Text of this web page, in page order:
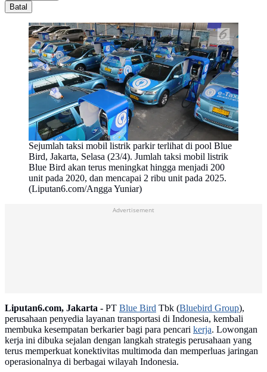
Batal
Sejumlah taksi mobil listrik parkir terlihat di pool Blue
Bird, Jakarta, Selasa (23/4). Jumlah taksi mobil listrik
Blue Bird akan terus meningkat hingga menjadi 200
unit pada 2020, dan mencapai 2 ribu unit pada 2025.
(Liputan6.com/Angga Yuniar)
Liputan6.com, Jakarta - PT Blue Bird Tbk (Bluebird Group),
perusahaan penyedia layanan transportasi di Indonesia, kembali
membuka kesempatan berkarier bagi para pencari kerja. Lowongan
kerja ini dibuka sejalan dengan langkah strategis perusahaan yang
terus memperkuat konektivitas multimoda dan memperluas jaringan
operasionalnya di berbagai wilayah Indonesia.